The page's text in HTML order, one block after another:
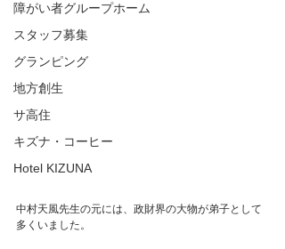
障がい者グループホーム
スタッフ募集
グランピング
地方創生
サ高住
キズナ・コーヒー
Hotel KIZUNA
中村天風先生の元には、政財界の大物が弟子として
多くいました。